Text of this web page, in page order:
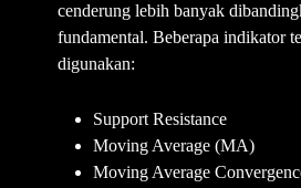
cenderung lebih banyak
fundamental. Beberapa indikator
digunakan:
Support Resistance
Moving Average (MA)
Moving Average